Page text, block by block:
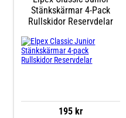
Stänkskärmar 4-Pack
Rullskidor Reservdelar
195 kr